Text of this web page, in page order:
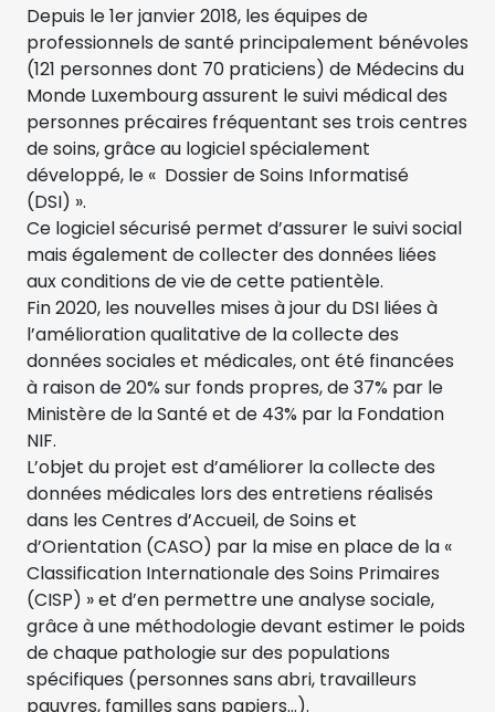
Depuis le 1er janvier 2018, les équipes de
professionnels de santé principalement bénévoles
(121 personnes dont 70 praticiens) de Médecins du
Monde Luxembourg assurent le suivi médical des
personnes précaires fréquentant ses trois centres
de soins, grâce au logiciel spécialement
développé, le « Dossier de Soins Informatisé
(DSI) ».
Ce logiciel sécurisé permet d’assurer le suivi social
mais également de collecter des données liées
aux conditions de vie de cette patientèle.
Fin 2020, les nouvelles mises à jour du DSI liées à
l’amélioration qualitative de la collecte des
données sociales et médicales, ont été financées
à raison de 20% sur fonds propres, de 37% par le
Ministère de la Santé et de 43% par la Fondation
NIF.
L’objet du projet est d’améliorer la collecte des
données médicales lors des entretiens réalisés
dans les Centres d’Accueil, de Soins et
d’Orientation (CASO) par la mise en place de la «
Classification Internationale des Soins Primaires
(CISP) » et d’en permettre une analyse sociale,
grâce à une méthodologie devant estimer le poids
de chaque pathologie sur des populations
spécifiques (personnes sans abri, travailleurs
pauvres, familles sans papiers…).